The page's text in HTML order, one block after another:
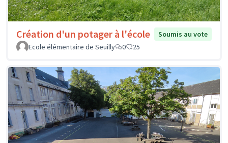
Création d'un potager à l'école
Soumis au vote
Ecole élémentaire de Seuilly
0 25